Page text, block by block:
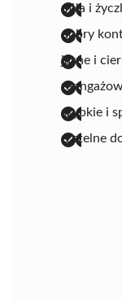
miła i
dobry
jasne i
szybkie i
rzetelne